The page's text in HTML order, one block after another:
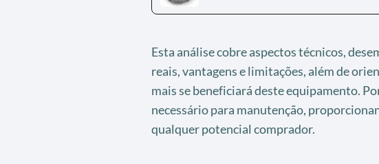
Esta análise cobre aspectos técnicos,
reais, vantagens e limitações, além de
mais se beneficiará deste equipamento.
necessário para manutenção,
qualquer potencial comprador.